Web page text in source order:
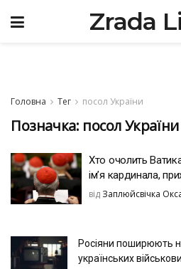
Zrada
Головна Тег посол України
Позначка: посол України
Хто очолить
ім’я кардинала,
від Заплюйсвічка
Росіяни поширюють
українських